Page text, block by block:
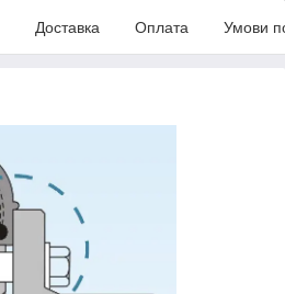
Доставка Оплата Умови